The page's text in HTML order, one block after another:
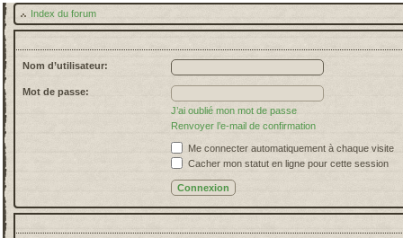
Index du forum
Nom d’utilisateur:
Mot de passe:
J’ai oublié mon mot de passe
Renvoyer l’e-mail de confirmation
Me connecter automatiquement à chaque visite
Cacher mon statut en ligne pour cette session